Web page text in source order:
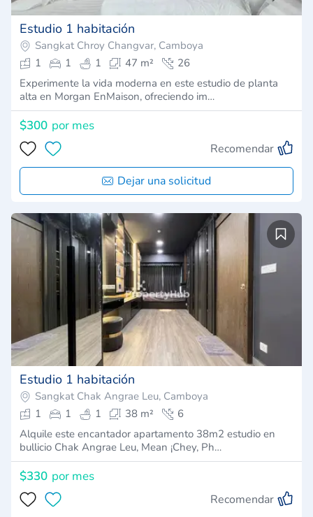
Estudio 1 habitación
Sangkat Chroy Changvar, Camboya
1
1 1 47 m²
26
Experimente la vida moderna en este estudio de planta
alta en Morgan EnMaison, ofreciendo im…
$300 por mes
Recomendar
Dejar una solicitud
Estudio 1 habitación
Sangkat Chak Angrae Leu, Camboya
1
1 1 38 m²
6
Alquile este encantador apartamento 38m2 estudio en
bullicio Chak Angrae Leu, Mean ¡Chey, Ph…
$330 por mes
Recomendar